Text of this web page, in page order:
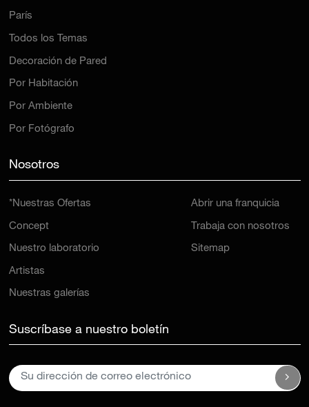
París
Todos los Temas
Decoración de Pared
Por Habitación
Por Ambiente
Por Fotógrafo
Nosotros
*Nuestras Ofertas
Concept
Nuestro laboratorio
Artistas
Nuestras galerías
Abrir una franquicia
Trabaja con nosotros
Sitemap
Suscríbase a nuestro boletín